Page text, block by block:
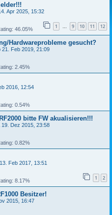
Apr 2025, 15:32
1 … 9 10 11 12
46.05%
Hardwareprobleme gesucht?
21. Feb 2019, 21:09
2.45%
2016, 12:54
0.54%
bitte FW akualisieren!!!
19. Dez 2015, 23:58
0.82%
Feb 2017, 13:51
1 2
8.17%
Besitzer!
2015, 16:47